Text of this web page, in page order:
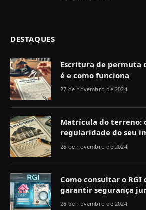
DESTAQUES
Escritura de permuta
é e como funciona
27 de novembro de 2024
Matrícula do terreno:
regularidade do seu
26 de novembro de 2024
Como consultar o
garantir segurança
26 de novembro de 2024